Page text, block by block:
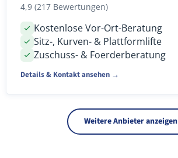
4,9 (217 Bewertungen)
Kostenlose Vor-Ort-Beratung
Sitz-, Kurven- & Plattformlifte
Zuschuss- & Foerderberatung
Details & Kontakt ansehen →
Weitere Anbieter anzeigen